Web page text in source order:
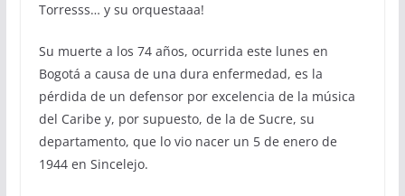
Torresss… y su orquestaaa!
Su muerte a los 74 años, ocurrida este lunes en
Bogotá a causa de una dura enfermedad, es la
pérdida de un defensor por excelencia de la música
del Caribe y, por supuesto, de la de Sucre, su
departamento, que lo vio nacer un 5 de enero de
1944 en Sincelejo.